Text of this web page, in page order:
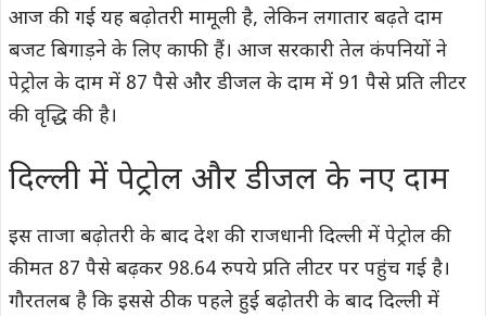
आज की गई यह बढ़ोतरी मामूली है, लेकिन लगातार बढ़ते दाम
बजट बिगाड़ने के लिए काफी हैं। आज सरकारी तेल कंपनियों ने
पेट्रोल के दाम में 87 पैसे और डीजल के दाम में 91 पैसे प्रति लीटर
की वृद्धि की है।
दिल्ली में पेट्रोल और डीजल के नए दाम
इस ताजा बढ़ोतरी के बाद देश की राजधानी दिल्ली में पेट्रोल की
कीमत 87 पैसे बढ़कर 98.64 रुपये प्रति लीटर पर पहुंच गई है।
गौरतलब है कि इससे ठीक पहले हुई बढ़ोतरी के बाद दिल्ली में